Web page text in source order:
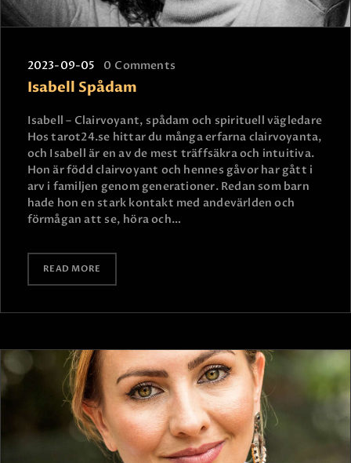
2023-09-05 0 Comments
Isabell Spådam
Isabell – Clairvoyant, spådam och spirituell vägledare
Hos tarot24.se hittar du många erfarna clairvoyanta,
och Isabell är en av de mest träffsäkra och intuitiva.
Hon är född clairvoyant och hennes gåvor har gått i
arv i familjen genom generationer. Redan som barn
hade hon en stark kontakt med andevärlden och
förmågan att se, höra och…
READ MORE